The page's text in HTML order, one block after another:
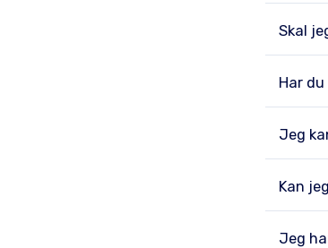
Skal
Har
Jeg
Kan
Jeg